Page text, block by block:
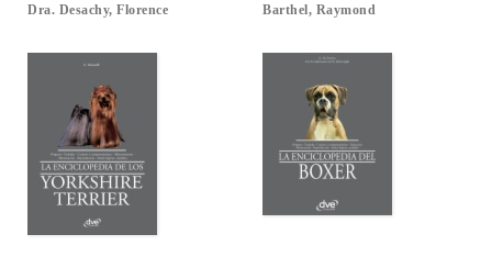
Dra. Desachy, Florence Barthel, Raymond